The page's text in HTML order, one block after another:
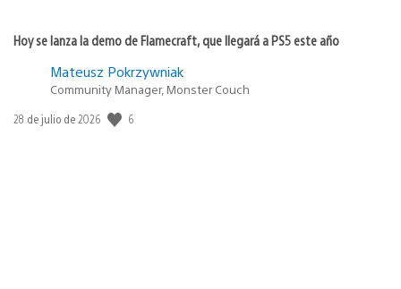
Hoy se lanza la demo de Flamecraft, que llegará a PS5 este año
Mateusz Pokrzywniak
Community Manager, Monster Couch
Fecha
28 de julio de 2026 6